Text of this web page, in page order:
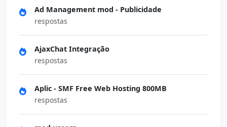
Ad Management mod - Publicidade
respostas
AjaxChat Integração
respostas
Aplic - SMF Free Web Hosting 800MB
respostas